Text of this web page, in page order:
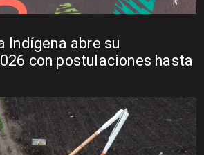
Indígena abre su
con postulaciones hasta